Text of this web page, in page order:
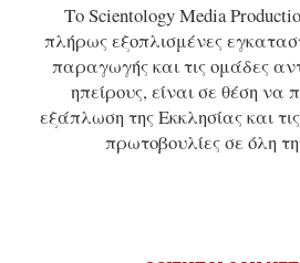
Το Scientology Media
πλήρως εξοπλισμένες
παραγωγής και τις ομάδες
ηπείρους, είναι σε θέση να
εξάπλωση της Εκκλησίας και
πρωτοβουλίες σε όλη